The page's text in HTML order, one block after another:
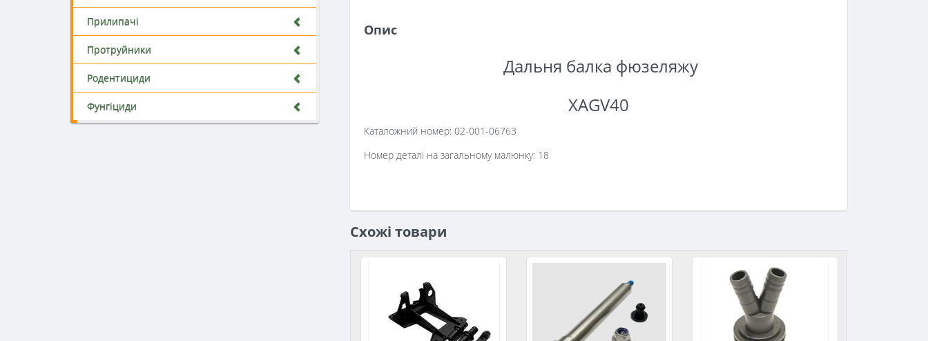
Прилипачі
Протруйники
Родентициди
Фунгіциди
Опис
Дальня балка фюзеляжу
XAGV40
Каталожний номер: 02-001-06763
Номер деталі на загальному малюнку: 18
Схожі товари